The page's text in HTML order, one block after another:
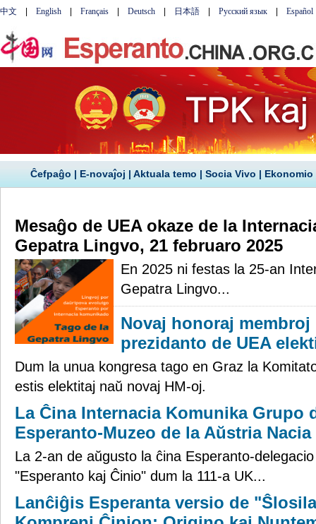
Ĉefpaĝo | E-novaĵoj | Aktuala temo | Socia Vivo | Ekonomio
Mesaĝo de UEA okaze de la
Gepatra Lingvo, 21 februaro 2025
En 2025 ni festas la 25-an
Gepatra Lingvo...
Novaj honoraj membroj
prezidanto de UEA
Dum la unua kongresa tago en Graz la
estis elektitaj naŭ novaj HM-oj.
La Ĉina Internacia Komunika Grupo
Esperanto-Muzeo de la Aŭstria
La 2-an de aŭgusto la ĉina Esperanto-
"Esperanto kaj Ĉinio" dum la 111-a UK...
Lanĉiĝis Esperanta versio de